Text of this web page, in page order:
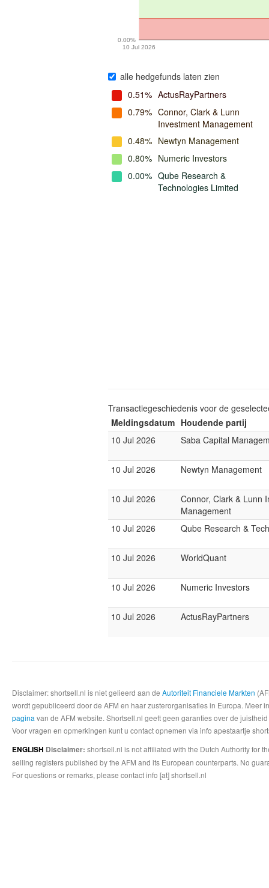
10 Jul 2026
0.00%
alle hedgefunds laten zien
0.51% ActusRayPartners
0.79% Connor, Clark & Lunn
Investment Management
0.48% Newtyn Management
0.80% Numeric Investors
0.00% Qube Research &
Technologies Limited
Transactiegeschiedenis voor de
Meldingsdatum Houdende partij
10 Jul 2026
Saba Capital
10 Jul 2026 Newtyn Management
10 Jul 2026
Connor, Clark & Lunn
Management
10 Jul 2026
Qube Research &
10 Jul 2026 WorldQuant
10 Jul 2026 Numeric Investors
10 Jul 2026 ActusRayPartners
Disclaimer: shortsell.nl is niet gelieerd aan de Autoriteit Financiele Markten
wordt gepubliceerd door de AFM en haar zusterorganisaties in Europa.
pagina van de AFM website. Shortsell.nl geeft geen garanties over de
Voor vragen en opmerkingen kunt u contact opnemen via info apestaartje
ENGLISH Disclaimer: shortsell.nl is not affiliated with the Dutch Authority for
selling registers published by the AFM and its European counterparts. No
For questions or remarks, please contact info [at] shortsell.nl